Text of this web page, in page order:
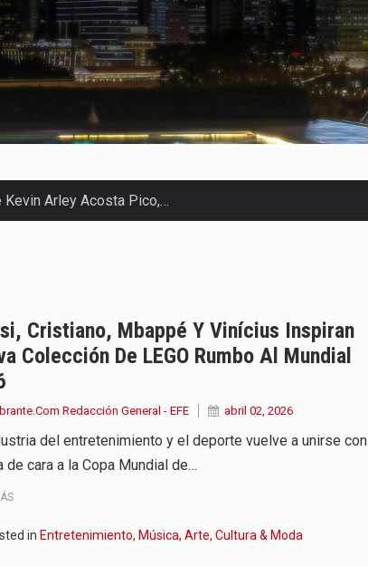
comenzó a dar señales…
el próximo 16 de…
el equipo de…
marcha un amplio plan…
con condiciones de…
en MT4 es…
como una de las grandes figuras…
vuelve a sorprender a sus seguidores…
Cristiano, Mbappé Y Vinícius Inspiran
Colección De LEGO Rumbo Al Mundial
Redacción General - EFE abril 02, 2026
del entretenimiento y el deporte vuelve a unirse con
de cara a la Copa Mundial de…
in Entretenimiento, Música, Arte, Cultura & Moda